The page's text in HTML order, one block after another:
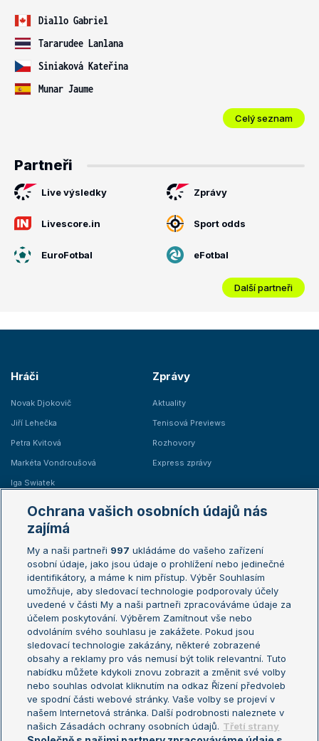
Diallo Gabriel
Tararudee Lanlana
Siniaková Kateřina
Munar Jaume
Celý seznam
Partneři
Live výsledky Zprávy
Livescore.in Sport odds
EuroFotbal eFotbal
Další partneři
Hráči
Novak Djokovič
Jiří Lehečka
Petra Kvitová
Markéta Vondroušová
Iga Swiatek
Zprávy
Aktuality
Tenisová Previews
Rozhovory
Express zprávy
Žebříčky
Žebříček ATP (muži)
Žebříček WTA (ženy)
Sázkařský žebříček
Australian Open
French Open
Wimbledon
US Open
Turnaj mistrů
Turnaj mistryň
Aktualní trendy
Fotbalové přestupy
Livesport Daily
LS Prague Open
Ochrana vašich osobních údajů nás
zajímá
My a naši partneři 997 ukládáme do vašeho zařízení
osobní údaje, jako jsou údaje o prohlížení nebo jedinečné
identifikátory, a máme k nim přístup. Výběr Souhlasím
umožňuje, aby sledovací technologie podporovaly účely
uvedené v části My a naši partneři zpracováváme údaje za
účelem poskytování. Výběrem Zamítnout vše nebo
odvoláním svého souhlasu je zakážete. Pokud jsou
sledovací technologie zakázány, některé zobrazené
obsahy a reklamy pro vás nemusí být tolik relevantní. Tuto
nabídku můžete kdykoli znovu zobrazit a změnit své volby
nebo souhlas odvolat kliknutím na odkaz Řízení předvoleb
ve spodní části webové stránky. Vaše volby se projeví v
našem Internetová stránka. Další podrobnosti naleznete v
našich Zásadách ochrany osobních údajů. Třetí strany